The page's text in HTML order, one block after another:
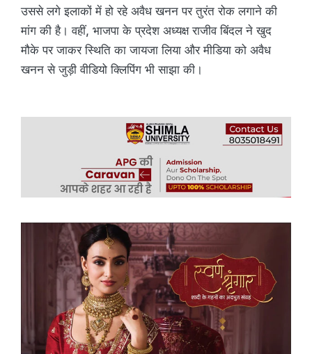
उससे लगे इलाकों में हो रहे अवैध खनन पर तुरंत रोक लगाने की
मांग की है। वहीं, भाजपा के प्रदेश अध्यक्ष राजीव बिंदल ने खुद
मौके पर जाकर स्थिति का जायजा लिया और मीडिया को अवैध
खनन से जुड़ी वीडियो क्लिपिंग भी साझा की।